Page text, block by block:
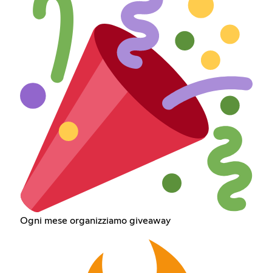
Ogni mese organizziamo giveaway